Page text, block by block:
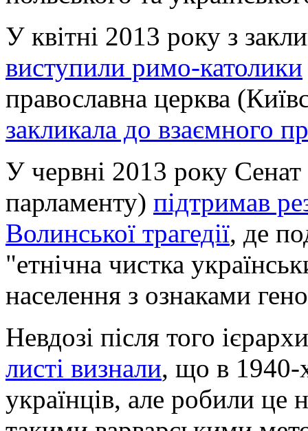
У квітні 2013 року з
виступили римо-католики
православна церква
закликала до взаємного
У червні 2013 року Сенат
парламенту) підтримав
Волинської трагедії, де
"етнічна чистка
населення з ознаками
Невдозі після того
листі визнали, що в 1940-
українців, але робили це